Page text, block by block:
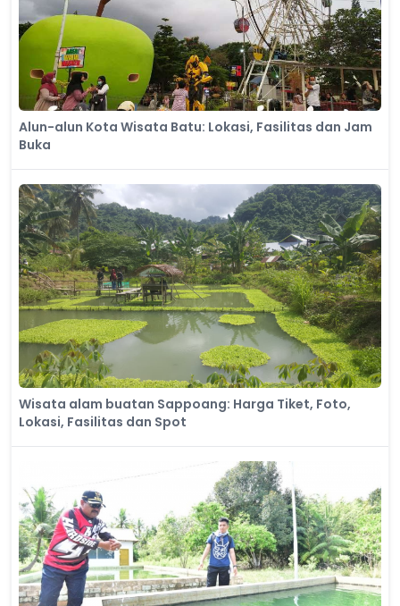
Alun-alun Kota Wisata Batu: Lokasi, Fasilitas dan Jam
Buka
Wisata alam buatan Sappoang: Harga Tiket, Foto,
Lokasi, Fasilitas dan Spot